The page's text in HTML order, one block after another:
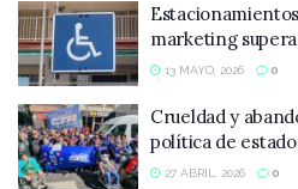
marketing
13 MAYO, 2026 0
Crueldad y
política de estado
27 ABRIL, 2026 0